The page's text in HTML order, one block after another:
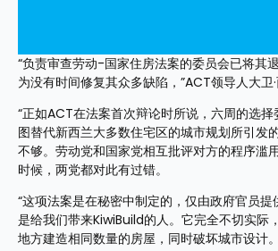
“负责审查劳动-国家住房法案的委员会已将其
为没有时间修复其众多缺陷，”ACT领导人大卫·
“正如ACT在法案首次辩论时所说，六周的选
图替代新西兰大多数住宅区的城市规划所引发
不够。劳动党和国家党相互批评对方的程序滥
时候，两党都对此有过错。
“这项法案是在秘密中制定的，仅由政府官员
是给我们带来KiwiBuild的人。它完全不切实际
地方建造相同数量的房屋，同时破坏城市设计。